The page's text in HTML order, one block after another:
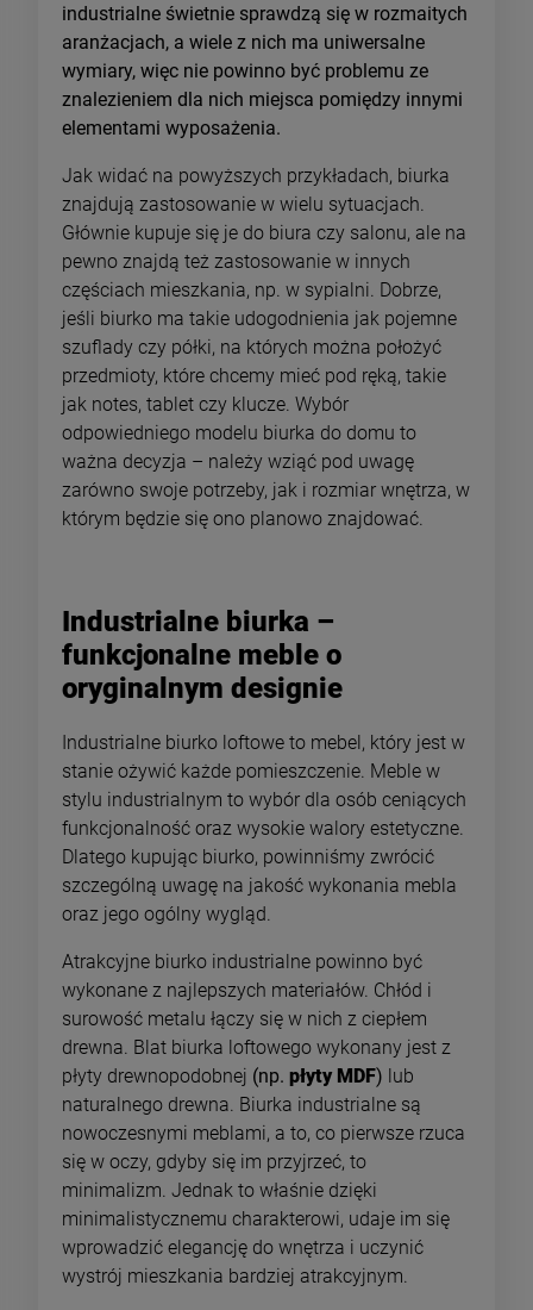
industrialne świetnie sprawdzą się w rozmaitych
aranżacjach, a wiele z nich ma uniwersalne
wymiary, więc nie powinno być problemu ze
znalezieniem dla nich miejsca pomiędzy innymi
elementami wyposażenia.
Jak widać na powyższych przykładach, biurka
znajdują zastosowanie w wielu sytuacjach.
Głównie kupuje się je do biura czy salonu, ale na
pewno znajdą też zastosowanie w innych
częściach mieszkania, np. w sypialni. Dobrze,
jeśli biurko ma takie udogodnienia jak pojemne
szuflady czy półki, na których można położyć
przedmioty, które chcemy mieć pod ręką, takie
jak notes, tablet czy klucze. Wybór
odpowiedniego modelu biurka do domu to
ważna decyzja – należy wziąć pod uwagę
zarówno swoje potrzeby, jak i rozmiar wnętrza, w
którym będzie się ono planowo znajdować.
Industrialne biurka –
funkcjonalne meble o
oryginalnym designie
Industrialne biurko loftowe to mebel, który jest w
stanie ożywić każde pomieszczenie. Meble w
stylu industrialnym to wybór dla osób ceniących
funkcjonalność oraz wysokie walory estetyczne.
Dlatego kupując biurko, powinniśmy zwrócić
szczególną uwagę na jakość wykonania mebla
oraz jego ogólny wygląd.
Atrakcyjne biurko industrialne powinno być
wykonane z najlepszych materiałów. Chłód i
surowość metalu łączy się w nich z ciepłem
drewna. Blat biurka loftowego wykonany jest z
płyty drewnopodobnej (np. płyty MDF) lub
naturalnego drewna. Biurka industrialne są
nowoczesnymi meblami, a to, co pierwsze rzuca
się w oczy, gdyby się im przyjrzeć, to
minimalizm. Jednak to właśnie dzięki
minimalistycznemu charakterowi, udaje im się
wprowadzić elegancję do wnętrza i uczynić
wystrój mieszkania bardziej atrakcyjnym.